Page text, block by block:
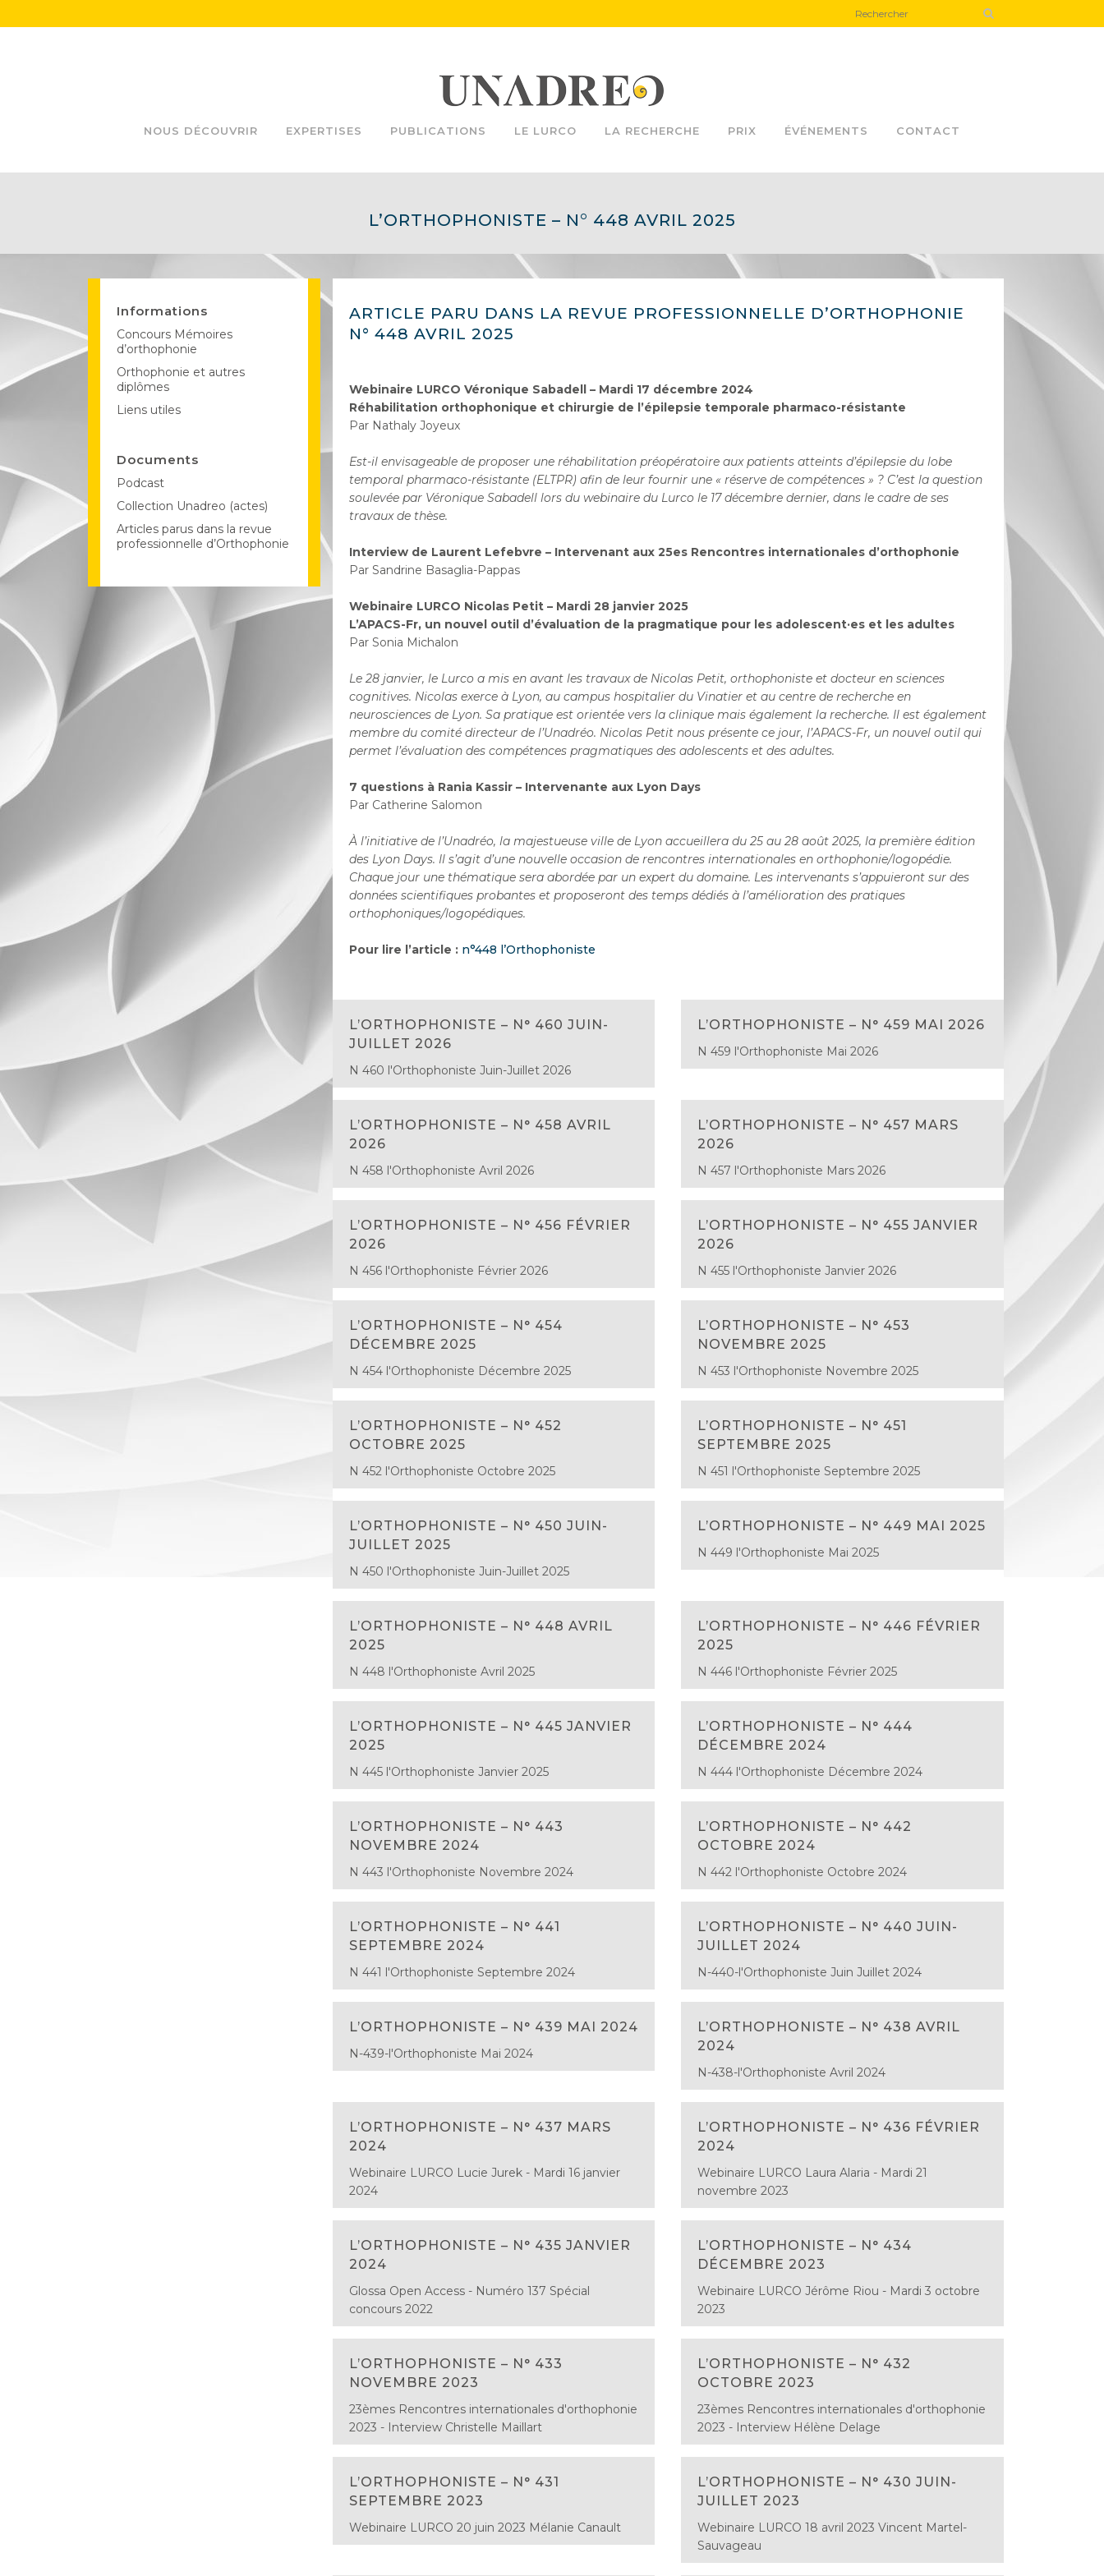
NOUS DÉCOUVRIR EXPERTISES PUBLICATIONS LE LURCO LA RECHERCHE PRIX ÉVÉNEMENTS CONTACT
L’ORTHOPHONISTE – N° 448 AVRIL 2025
Informations
Concours Mémoires
d’orthophonie
Orthophonie et autres
diplômes
Liens utiles
Documents
Podcast
Collection Unadreo (actes)
Articles parus dans la revue
professionnelle d’Orthophonie
ARTICLE PARU DANS LA REVUE PROFESSIONNELLE D’ORTHOPHONIE
N° 448 AVRIL 2025
Webinaire LURCO Véronique Sabadell – Mardi 17 décembre 2024
Réhabilitation orthophonique et chirurgie de l’épilepsie temporale pharmaco-résistante
Par Nathaly Joyeux
Est-il envisageable de proposer une réhabilitation préopératoire aux patients atteints d’épilepsie du lobe
temporal pharmaco-résistante (ELTPR) afin de leur fournir une « réserve de compétences » ? C’est la question
soulevée par Véronique Sabadell lors du webinaire du Lurco le 17 décembre dernier, dans le cadre de ses
travaux de thèse.
Interview de Laurent Lefebvre – Intervenant aux 25es Rencontres internationales d’orthophonie
Par Sandrine Basaglia-Pappas
Webinaire LURCO Nicolas Petit – Mardi 28 janvier 2025
L’APACS-Fr, un nouvel outil d’évaluation de la pragmatique pour les adolescent·es et les adultes
Par Sonia Michalon
Le 28 janvier, le Lurco a mis en avant les travaux de Nicolas Petit, orthophoniste et docteur en sciences
cognitives. Nicolas exerce à Lyon, au campus hospitalier du Vinatier et au centre de recherche en
neurosciences de Lyon. Sa pratique est orientée vers la clinique mais également la recherche. Il est également
membre du comité directeur de l’Unadréo. Nicolas Petit nous présente ce jour, l’APACS-Fr, un nouvel outil qui
permet l’évaluation des compétences pragmatiques des adolescents et des adultes.
7 questions à Rania Kassir – Intervenante aux Lyon Days
Par Catherine Salomon
À l’initiative de l’Unadréo, la majestueuse ville de Lyon accueillera du 25 au 28 août 2025, la première édition
des Lyon Days. Il s’agit d’une nouvelle occasion de rencontres internationales en orthophonie/logopédie.
Chaque jour une thématique sera abordée par un expert du domaine. Les intervenants s’appuieront sur des
données scientifiques probantes et proposeront des temps dédiés à l’amélioration des pratiques
orthophoniques/logopédiques.
Pour lire l’article : n°448 l’Orthophoniste
L’ORTHOPHONISTE – N° 460 JUIN-
JUILLET 2026
N 460 l'Orthophoniste Juin-Juillet 2026
L’ORTHOPHONISTE – N° 459 MAI 2026
N 459 l'Orthophoniste Mai 2026
L’ORTHOPHONISTE – N° 458 AVRIL
2026
N 458 l'Orthophoniste Avril 2026
L’ORTHOPHONISTE – N° 457 MARS
2026
N 457 l'Orthophoniste Mars 2026
L’ORTHOPHONISTE – N° 456 FÉVRIER
2026
N 456 l'Orthophoniste Février 2026
L’ORTHOPHONISTE – N° 455 JANVIER
2026
N 455 l'Orthophoniste Janvier 2026
L’ORTHOPHONISTE – N° 454
DÉCEMBRE 2025
N 454 l'Orthophoniste Décembre 2025
L’ORTHOPHONISTE – N° 453
NOVEMBRE 2025
N 453 l'Orthophoniste Novembre 2025
L’ORTHOPHONISTE – N° 452
OCTOBRE 2025
N 452 l'Orthophoniste Octobre 2025
L’ORTHOPHONISTE – N° 451
SEPTEMBRE 2025
N 451 l'Orthophoniste Septembre 2025
L’ORTHOPHONISTE – N° 450 JUIN-
JUILLET 2025
N 450 l'Orthophoniste Juin-Juillet 2025
L’ORTHOPHONISTE – N° 449 MAI 2025
N 449 l'Orthophoniste Mai 2025
L’ORTHOPHONISTE – N° 448 AVRIL
2025
N 448 l'Orthophoniste Avril 2025
L’ORTHOPHONISTE – N° 446 FÉVRIER
2025
N 446 l'Orthophoniste Février 2025
L’ORTHOPHONISTE – N° 445 JANVIER
2025
N 445 l'Orthophoniste Janvier 2025
L’ORTHOPHONISTE – N° 444
DÉCEMBRE 2024
N 444 l'Orthophoniste Décembre 2024
L’ORTHOPHONISTE – N° 443
NOVEMBRE 2024
N 443 l'Orthophoniste Novembre 2024
L’ORTHOPHONISTE – N° 442
OCTOBRE 2024
N 442 l'Orthophoniste Octobre 2024
L’ORTHOPHONISTE – N° 441
SEPTEMBRE 2024
N 441 l'Orthophoniste Septembre 2024
L’ORTHOPHONISTE – N° 440 JUIN-
JUILLET 2024
N-440-l'Orthophoniste Juin Juillet 2024
L’ORTHOPHONISTE – N° 439 MAI 2024
N-439-l'Orthophoniste Mai 2024
L’ORTHOPHONISTE – N° 438 AVRIL
2024
N-438-l'Orthophoniste Avril 2024
L’ORTHOPHONISTE – N° 437 MARS
2024
Webinaire LURCO Lucie Jurek - Mardi 16 janvier
2024
L’ORTHOPHONISTE – N° 436 FÉVRIER
2024
Webinaire LURCO Laura Alaria - Mardi 21
novembre 2023
L’ORTHOPHONISTE – N° 435 JANVIER
2024
Glossa Open Access - Numéro 137 Spécial
concours 2022
L’ORTHOPHONISTE – N° 434
DÉCEMBRE 2023
Webinaire LURCO Jérôme Riou - Mardi 3 octobre
2023
L’ORTHOPHONISTE – N° 433
NOVEMBRE 2023
23èmes Rencontres internationales d'orthophonie
2023 - Interview Christelle Maillart
L’ORTHOPHONISTE – N° 432
OCTOBRE 2023
23èmes Rencontres internationales d'orthophonie
2023 - Interview Hélène Delage
L’ORTHOPHONISTE – N° 431
SEPTEMBRE 2023
Webinaire LURCO 20 juin 2023 Mélanie Canault
L’ORTHOPHONISTE – N° 430 JUIN-
JUILLET 2023
Webinaire LURCO 18 avril 2023 Vincent Martel-
Sauvageau